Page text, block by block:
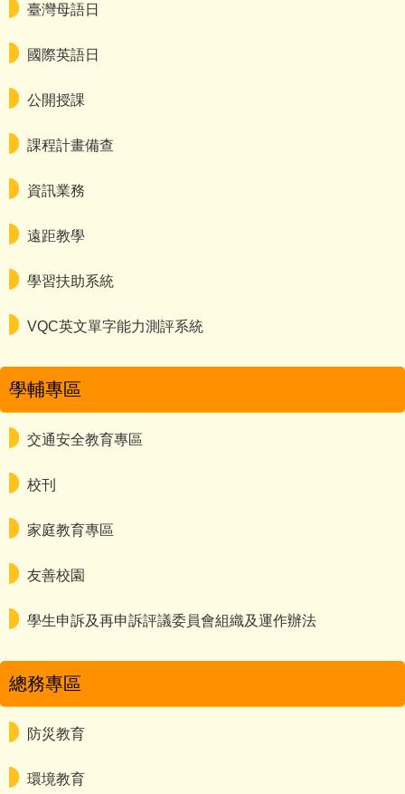
臺灣母語日
國際英語日
公開授課
課程計畫備查
資訊業務
遠距教學
學習扶助系統
VQC英文單字能力測評系統
學輔專區
交通安全教育專區
校刊
家庭教育專區
友善校園
學生申訴及再申訴評議委員會組織及運作辦法
總務專區
防災教育
環境教育